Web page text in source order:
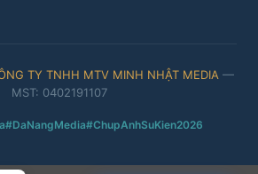
TY TNHH MTV MINH NHẬT MEDIA —
MST: 0402191107
#DaNangMedia#ChupAnhSuKien2026